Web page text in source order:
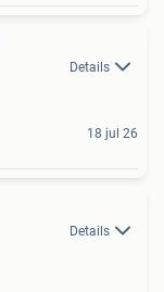
Details
18 jul 26
Details